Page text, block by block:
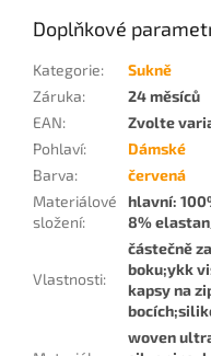
Doplňkové
Kategorie:
Sukně
Záruka:
24 měsíců
EAN:
Zvolte
Pohlaví:
Dámské
Barva:
červená
Materiálové
složení:
hlavní:
8%
Vlastnosti:
částečně
boku;ykk
kapsy na
woven